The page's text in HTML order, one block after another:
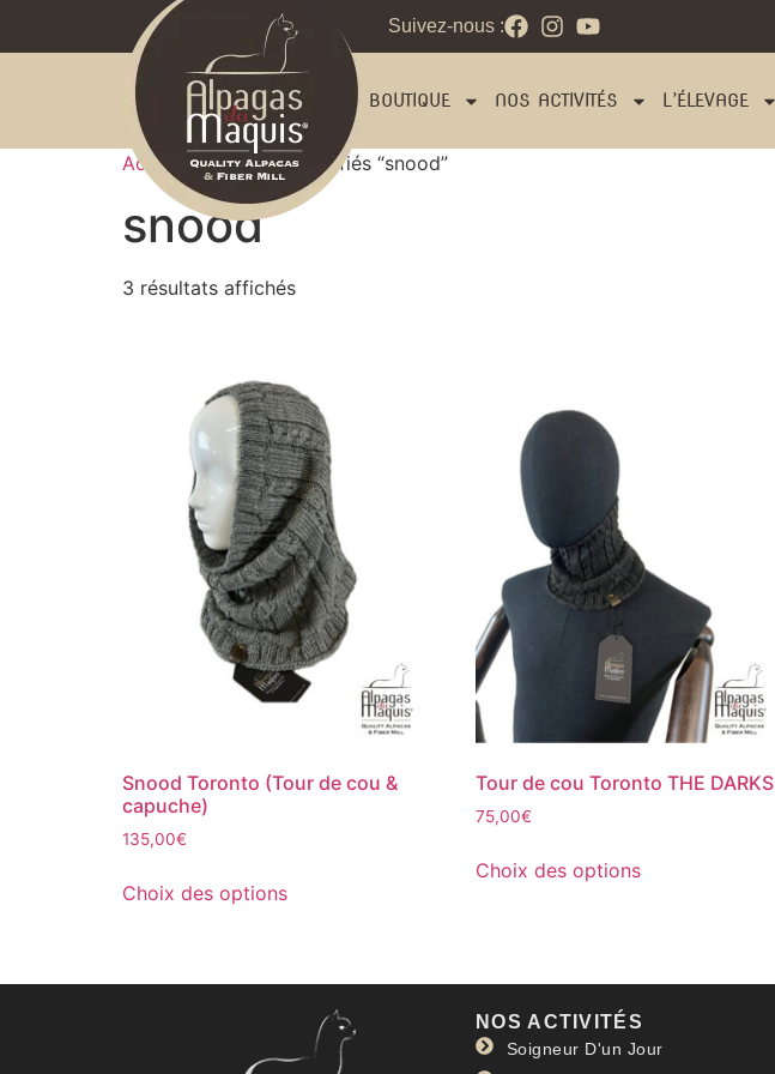
Suivez-nous :
BOUTIQUE NOS ACTIVITÉS L’ÉLEVAGE
Accueil / Produits identifiés “snood”
snood
3 résultats affichés
Snood Toronto (Tour de cou &
capuche)
135,00€
Choix des options
Tour de cou Toronto THE DARKS
75,00€
Choix des options
NOS ACTIVITÉS
Soigneur D'un Jour